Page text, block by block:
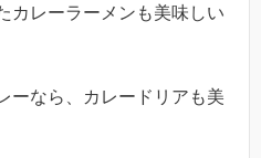
カレーラーメンも美味しい
ーなら、カレードリアも美